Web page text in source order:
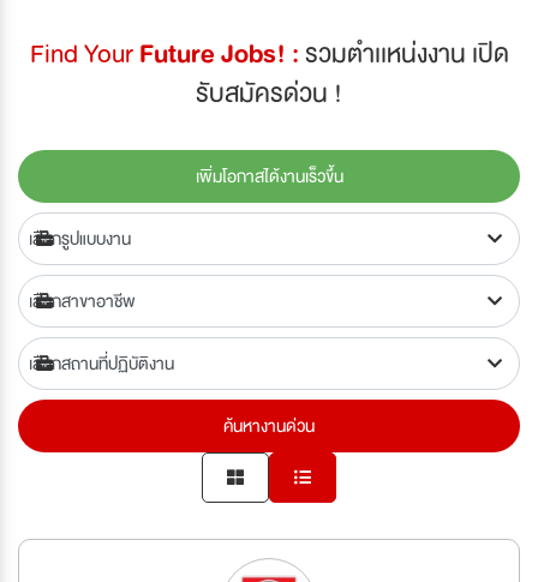
Find YourFuture Jobs! :รวมตำเเหน่งงาน เปิด
รับสมัครด่วน !
เพิ่มโอกาสได้งานเร็วขึ้น
ค้นหางานด่วน